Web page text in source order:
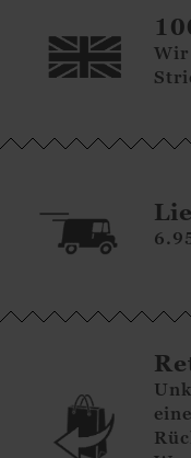
Wir